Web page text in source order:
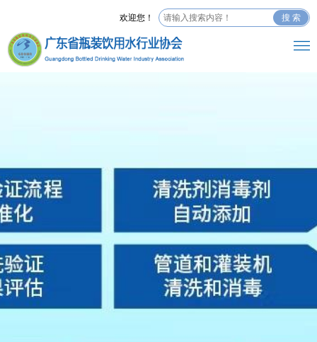
欢迎您！ 搜 索